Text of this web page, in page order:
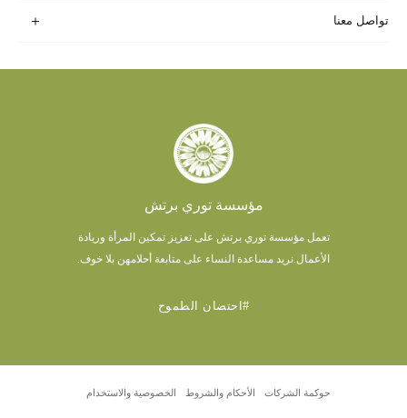
تواصل معنا
مؤسسة توري برتش
تعمل مؤسسة توري برتش على تعزيز تمكين المرأة وريادة
الأعمال. نريد مساعدة النساء على متابعة أحلامهن بلا خوف.
#احتضان الطموح
حوكمة الشركات الأحكام والشروط الخصوصية والاستخدام